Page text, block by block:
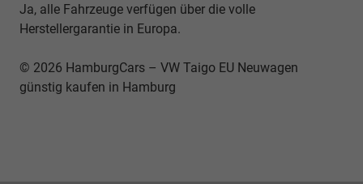
Ja, alle Fahrzeuge verfügen über die volle
Herstellergarantie in Europa.
© 2026 HamburgCars – VW Taigo EU Neuwagen
günstig kaufen in Hamburg